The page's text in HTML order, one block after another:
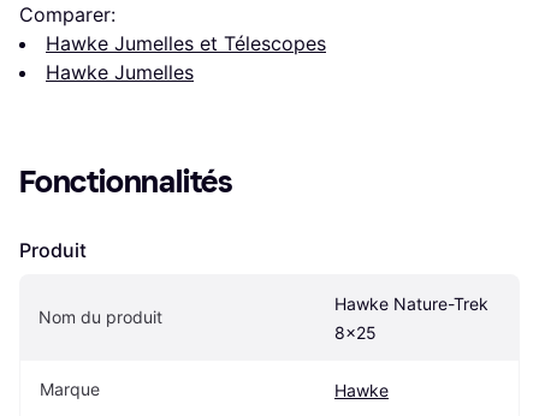
Comparer:
Hawke Jumelles et Télescopes
Hawke Jumelles
Fonctionnalités
Produit
Nom du produit
Hawke Nature-Trek
8x25
Marque Hawke